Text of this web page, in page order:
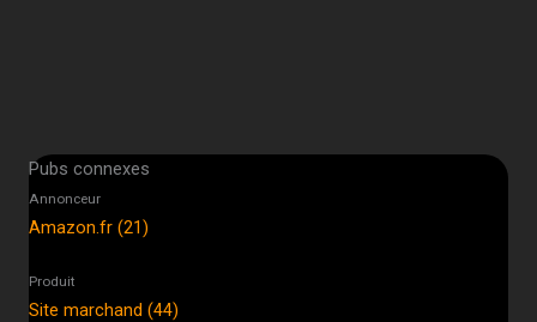
Pubs connexes
Annonceur
Amazon.fr (21)
Produit
Site marchand (44)